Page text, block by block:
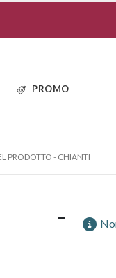
PROMO
PRODOTTO -CHIANTI